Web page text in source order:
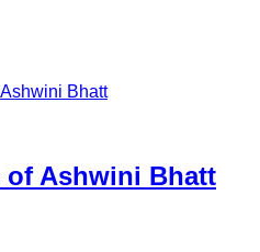
of Ashwini Bhatt